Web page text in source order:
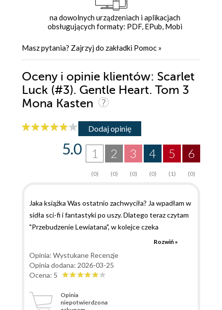
na dowolnych urządzeniach i aplikacjach
obsługujących formaty: PDF, EPub, Mobi
Masz pytania? Zajrzyj do zakładki Pomoc »
Oceny i opinie klientów: Scarlet
Luck (#3). Gentle Heart. Tom 3
Mona Kasten
Dodaj opinię
6
(0)
5
(1)
4
(0)
3
(0)
2
(0)
1
(0)
5.0
Jaka książka Was ostatnio zachwyciła? Ja wpadłam w
sidła sci-fi i fantastyki po uszy. Dlatego teraz czytam
"Przebudzenie Lewiatana", w kolejce czeka
"Przymierze wrobli", a właśnie skończyłam czytać
od Mony Kasten to trzeci tom serii Scarlet Luck i
trzeba od razu zaznaczyć, że żeby nie spojlerować, to
Poza tym, łatwiej też jest zrozumieć uczucia i decyzje
Rozwiń »
Opinia: Wystukane Recenzje
Opinia dodana: 2026-03-25
Ocena: 5
Opinia
niepotwierdzona